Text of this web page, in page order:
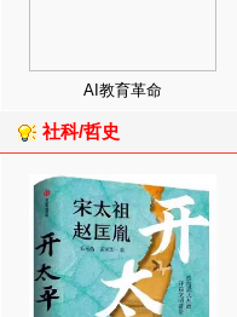
AI教育革命
社科/哲史